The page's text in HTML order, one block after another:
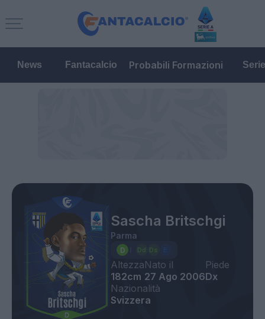
News Fantacalcio Probabili Formazioni
Sascha Britschgi
Parma
Altezza
182cm
Nato il
27 Ago 2006
Piede
Dx
Nazionalità
Svizzera